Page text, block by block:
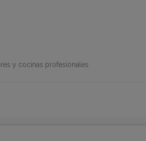
y cocinas profesionales